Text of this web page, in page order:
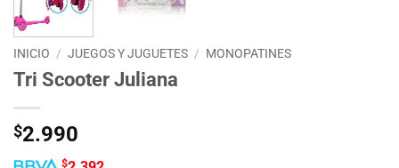
INICIO / JUEGOS Y JUGUETES / MONOPATINES
Tri Scooter Juliana
$2.990
$